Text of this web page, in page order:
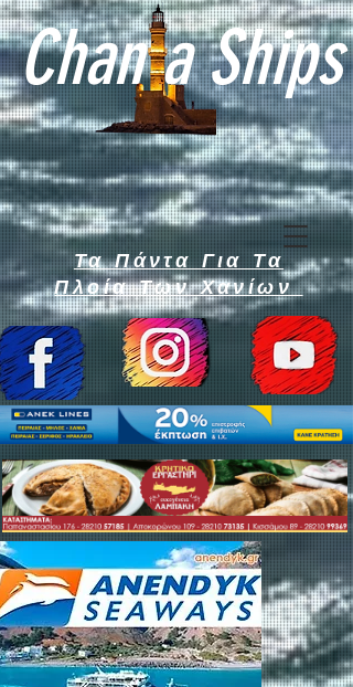
Chan a Ships
Τα Πάντα Για Τα
Πλοία Των Χανίων